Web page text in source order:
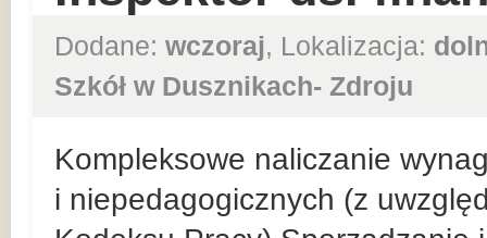
Dodane: wczoraj, Lokalizacja:
Szkół w Dusznikach- Zdroju
Kompleksowe naliczanie
i niepedagogicznych (z